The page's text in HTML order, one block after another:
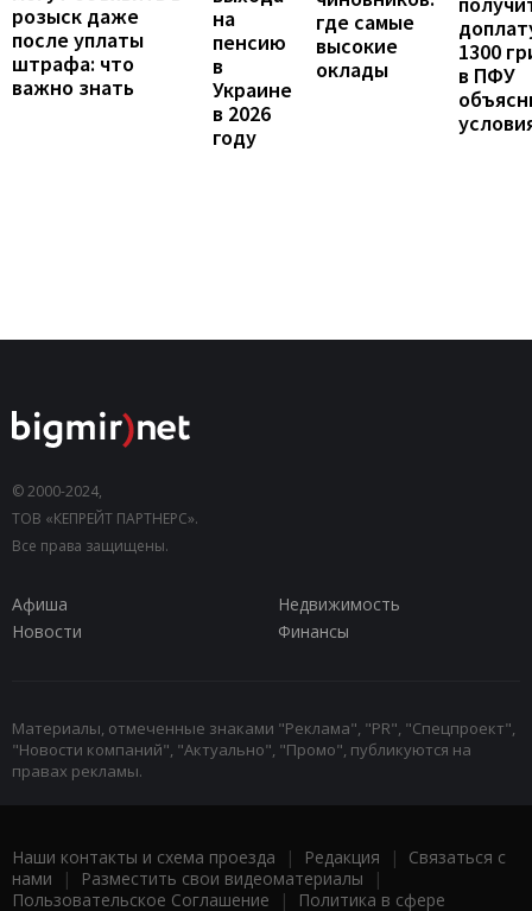
розыск даже
после уплаты
штрафа: что
важно знать
на
пенсию
в
Украине
в 2026
году
где самые
высокие
оклады
1300
в ПФУ
© 2000-2024,
ТОВ «КЕПРЕЙТ ПАРТНЕРС».
Все права защищены.
Афиша
Недвижимость
Новости
Финансы
Материалы, отмеченные знаками "Реклама", "PR", "Спецпроект",
"Новости компаний", "Актуально", "Промо", публикуются на
правах рекламы.
Наши контакты и схема проезда | Редакция | Связаться с
нами | Разместить свои видеоматериалы |
Пользовательское Соглашение |
Политика в сфере